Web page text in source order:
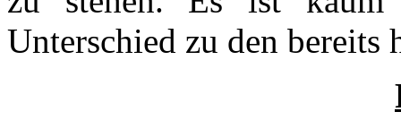
Unterschied zu den bereits